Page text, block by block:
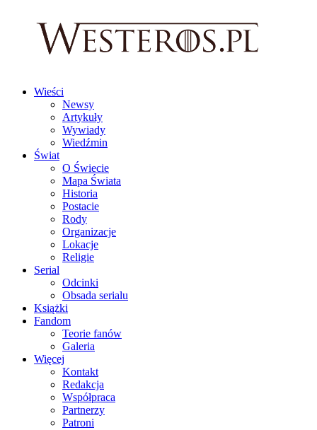
Wieści
Newsy
Artykuły
Wywiady
Wiedźmin
Świat
O Świecie
Mapa Świata
Historia
Postacie
Rody
Organizacje
Lokacje
Religie
Serial
Odcinki
Obsada serialu
Książki
Fandom
Teorie fanów
Galeria
Więcej
Kontakt
Redakcja
Współpraca
Partnerzy
Patroni